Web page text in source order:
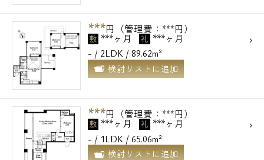
***円（管理費：***円）
敷 ***ヶ月 礼 ***ヶ月
- / 2LDK / 89.62m²
検討リストに追加
***円（管理費：***円）
敷 ***ヶ月 礼 ***ヶ月
- / 1LDK / 65.06m²
検討リストに追加